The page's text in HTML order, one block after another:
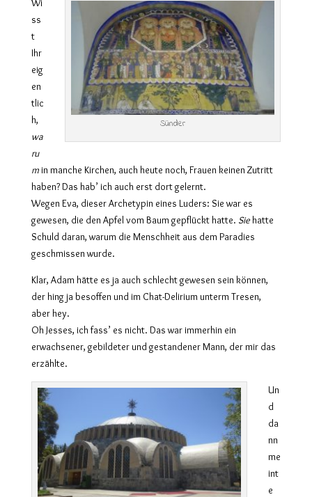
Sünder
ss
t
Ihr
eig
en
tlic
h,
wa
ru
min manche Kirchen, auch heute noch, Frauen keinen Zutritt
haben? Das hab’ ich auch erst dort gelernt.
Wegen Eva, dieser Archetypin eines Luders: Sie war es
gewesen, die den Apfel vom Baum gepflückt hatte. Siehatte
Schuld daran, warum die Menschheit aus dem Paradies
geschmissen wurde.
Klar, Adam hätte es ja auch schlecht gewesen sein können,
der hing ja besoffen und im Chat-Delirium unterm Tresen,
aber hey.
Oh Jesses, ich fass’ es nicht. Das war immerhin ein
erwachsener, gebildeter und gestandener Mann, der mir das
erzählte.
Un
d
da
nn
me
int
e